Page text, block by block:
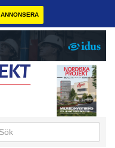
ANNONSERA